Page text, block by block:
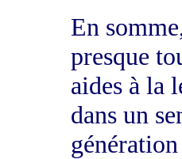
En
presque
aides à la
dans un